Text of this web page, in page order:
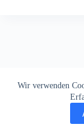
Wir verwenden